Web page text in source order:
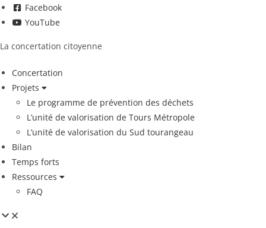
Facebook
YouTube
La concertation citoyenne
Concertation
Projets
Le programme de prévention des déchets
L’unité de valorisation de Tours Métropole
L’unité de valorisation du Sud tourangeau
Bilan
Temps forts
Ressources
FAQ